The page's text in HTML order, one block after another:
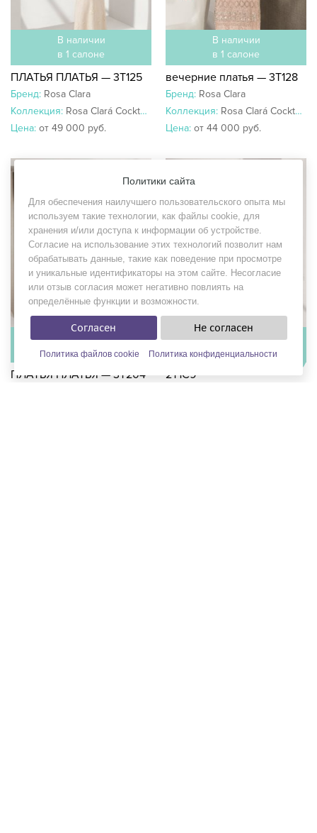
ФИЛЬТРЫ
В наличии
в 1 салоне
ПЛАТЬЯ ПЛАТЬЯ — 3T125
Бренд: Rosa Clara
Коллекция: Rosa Clará Cocktail 2019
Цена: от 49 000 руб.
В наличии
в 1 салоне
вечерние платья — 3T128
Бренд: Rosa Clara
Коллекция: Rosa Clará Cocktail 2019
Цена: от 44 000 руб.
В наличии
в 1 салоне
ПЛАТЬЯ ПЛАТЬЯ — 3T204
В наличии
в 1 салоне
2T1C9
Политики сайта
Для обеспечения наилучшего пользовательского опыта мы
используем такие технологии, как файлы cookie, для
хранения и/или доступа к информации об устройстве.
Согласие на использование этих технологий позволит нам
обрабатывать данные, такие как поведение при просмотре
и уникальные идентификаторы на этом сайте. Несогласие
или отзыв согласия может негативно повлиять на
определённые функции и возможности.
Согласен Не согласен
Политика файлов cookie Политика конфиденциальности